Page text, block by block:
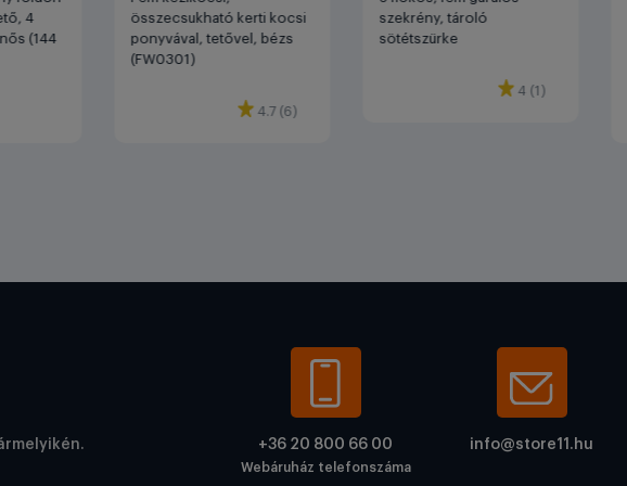
4
(144
összecsukható kerti kocsi
ponyvával, tetővel, bézs
(FW0301)
4.7 (6)
szekrény, tároló
sötétszürke
4 (1)
+36 20 800 66 00
Webáruház telefonszáma
info@store11.hu